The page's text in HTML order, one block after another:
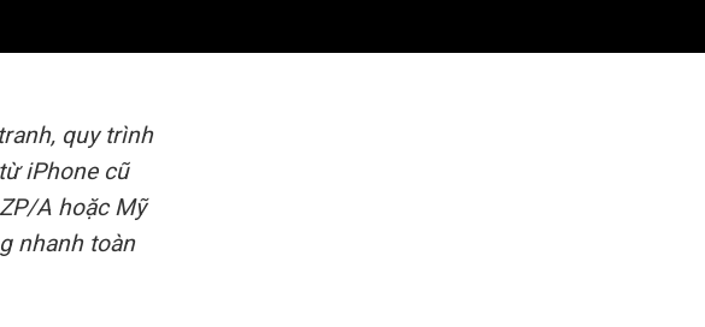
quy trình
iPhone cũ
A hoặc Mỹ
nhanh toàn